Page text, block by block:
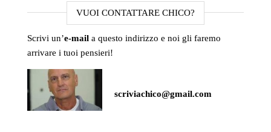
VUOI CONTATTARE CHICO?
Scrivi un’e-mail a questo indirizzo e noi gli faremo
arrivare i tuoi pensieri!
scriviachico@gmail.com